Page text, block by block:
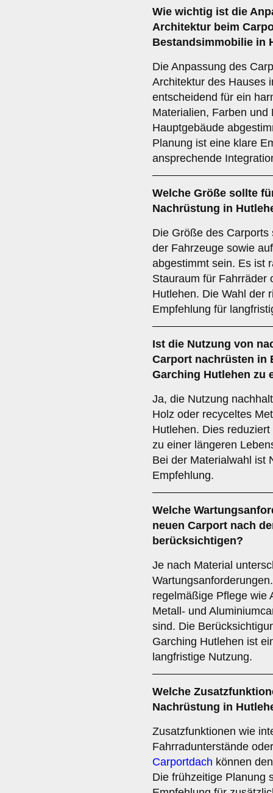
Wie wichtig ist die
Architektur beim
Bestandsimmobilie in
Die Anpassung des
Architektur des Hauses
entscheidend für ein
Materialien, Farben
Hauptgebäude
Planung ist eine klare
ansprechende
Welche Größe sollte
Nachrüstung in
Die Größe des
der Fahrzeuge sowie
abgestimmt sein. Es ist
Stauraum für Fahrräder
Hutlehen. Die Wahl der
Empfehlung für
Ist die Nutzung von
Carport nachrüsten in
Garching Hutlehen zu
Ja, die Nutzung
Holz oder recyceltes
Hutlehen. Dies
zu einer längeren
Bei der Materialwahl ist
Empfehlung.
Welche
neuen Carport nach
berücksichtigen?
Je nach Material
regelmäßige Pflege wie
Metall- und
sind. Die
Garching Hutlehen ist
langfristige Nutzung.
Welche
Nachrüstung in
Zusatzfunktionen wie
Fahrradunterstände
Carportdach können
Die frühzeitige Planung